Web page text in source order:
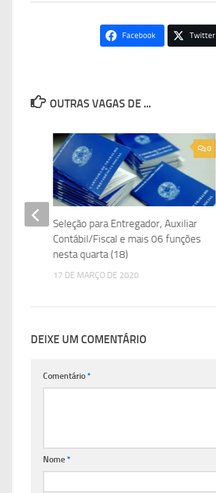
Facebook Twitter
OUTRAS VAGAS DE ...
0
Seleção para Entregador, Auxiliar
Contábil/Fiscal e mais 06 funções
nesta quarta (18)
17 DE MARÇO DE 2020
DEIXE UM COMENTÁRIO
Comentário*
Nome*